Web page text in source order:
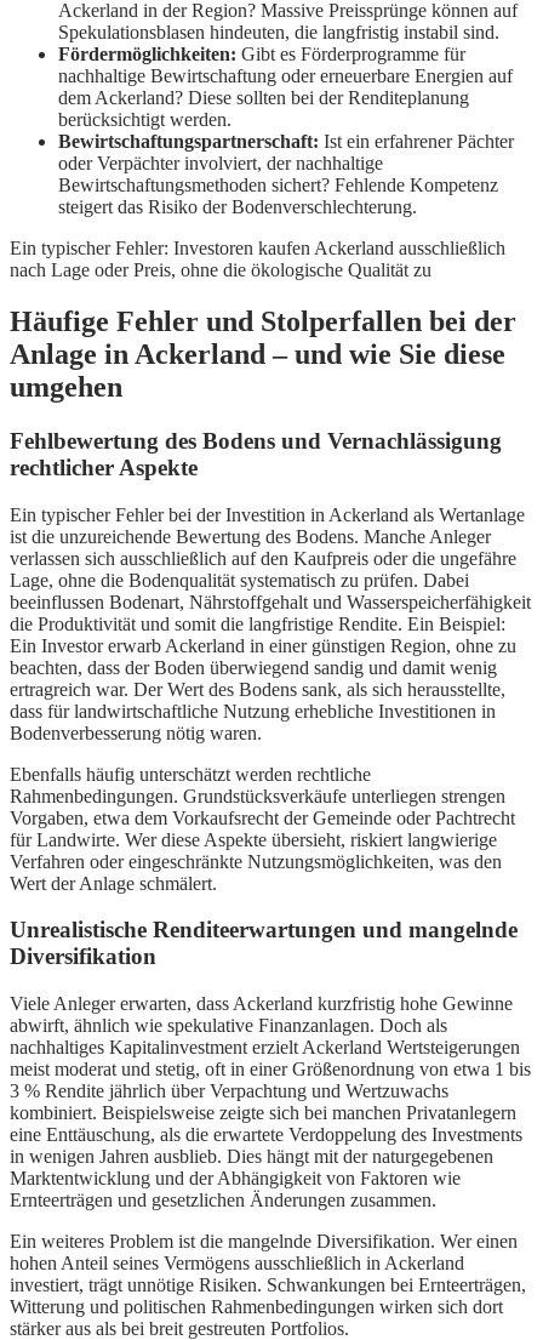
Ackerland in der Region? Massive Preissprünge können auf
Spekulationsblasen hindeuten, die langfristig instabil sind.
Fördermöglichkeiten: Gibt es Förderprogramme für
nachhaltige Bewirtschaftung oder erneuerbare Energien auf
dem Ackerland? Diese sollten bei der Renditeplanung
berücksichtigt werden.
Bewirtschaftungspartnerschaft: Ist ein erfahrener Pächter
oder Verpächter involviert, der nachhaltige
Bewirtschaftungsmethoden sichert? Fehlende Kompetenz
steigert das Risiko der Bodenverschlechterung.
Ein typischer Fehler: Investoren kaufen Ackerland ausschließlich
nach Lage oder Preis, ohne die ökologische Qualität zu
Häufige Fehler und Stolperfallen bei der
Anlage in Ackerland – und wie Sie diese
umgehen
Fehlbewertung des Bodens und Vernachlässigung
rechtlicher Aspekte
Ein typischer Fehler bei der Investition in Ackerland als Wertanlage
ist die unzureichende Bewertung des Bodens. Manche Anleger
verlassen sich ausschließlich auf den Kaufpreis oder die ungefähre
Lage, ohne die Bodenqualität systematisch zu prüfen. Dabei
beeinflussen Bodenart, Nährstoffgehalt und Wasserspeicherfähigkeit
die Produktivität und somit die langfristige Rendite. Ein Beispiel:
Ein Investor erwarb Ackerland in einer günstigen Region, ohne zu
beachten, dass der Boden überwiegend sandig und damit wenig
ertragreich war. Der Wert des Bodens sank, als sich herausstellte,
dass für landwirtschaftliche Nutzung erhebliche Investitionen in
Bodenverbesserung nötig waren.
Ebenfalls häufig unterschätzt werden rechtliche
Rahmenbedingungen. Grundstücksverkäufe unterliegen strengen
Vorgaben, etwa dem Vorkaufsrecht der Gemeinde oder Pachtrecht
für Landwirte. Wer diese Aspekte übersieht, riskiert langwierige
Verfahren oder eingeschränkte Nutzungsmöglichkeiten, was den
Wert der Anlage schmälert.
Unrealistische Renditeerwartungen und mangelnde
Diversifikation
Viele Anleger erwarten, dass Ackerland kurzfristig hohe Gewinne
abwirft, ähnlich wie spekulative Finanzanlagen. Doch als
nachhaltiges Kapitalinvestment erzielt Ackerland Wertsteigerungen
meist moderat und stetig, oft in einer Größenordnung von etwa 1 bis
3 % Rendite jährlich über Verpachtung und Wertzuwachs
kombiniert. Beispielsweise zeigte sich bei manchen Privatanlegern
eine Enttäuschung, als die erwartete Verdoppelung des Investments
in wenigen Jahren ausblieb. Dies hängt mit der naturgegebenen
Marktentwicklung und der Abhängigkeit von Faktoren wie
Ernteerträgen und gesetzlichen Änderungen zusammen.
Ein weiteres Problem ist die mangelnde Diversifikation. Wer einen
hohen Anteil seines Vermögens ausschließlich in Ackerland
investiert, trägt unnötige Risiken. Schwankungen bei Ernteerträgen,
Witterung und politischen Rahmenbedingungen wirken sich dort
stärker aus als bei breit gestreuten Portfolios.